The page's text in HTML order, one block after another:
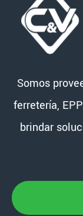
Somos
ferretería,
brindar